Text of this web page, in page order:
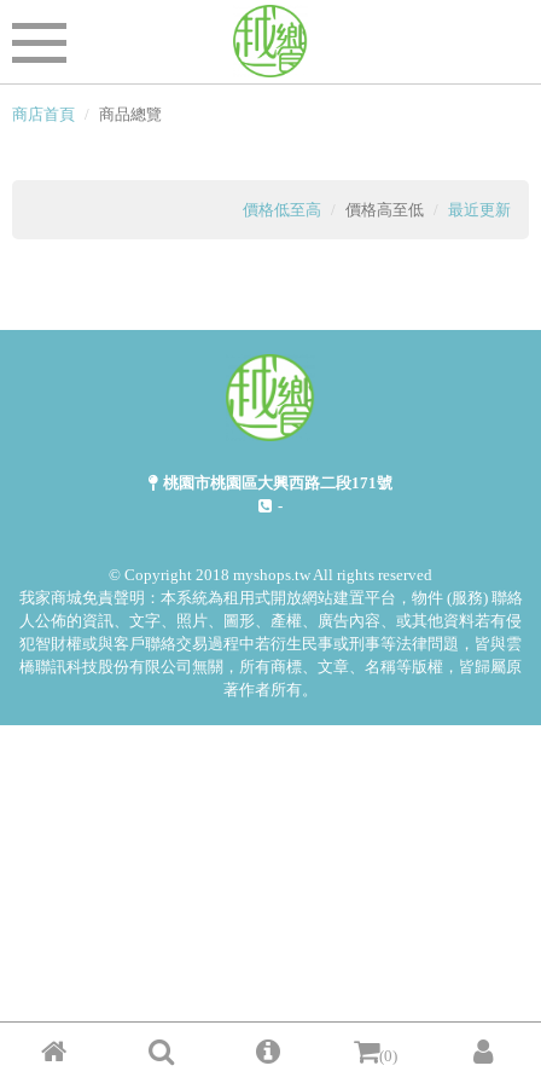
(0)
商店首頁 商品總覽
價格低至高 價格高至低 最近更新
桃園市桃園區大興西路二段171號
-
© Copyright 2018 myshops.tw All rights reserved
我家商城免責聲明：本系統為租用式開放網站建置平台，物件 (服務) 聯絡
人公佈的資訊、文字、照片、圖形、產權、廣告內容、或其他資料若有侵
犯智財權或與客戶聯絡交易過程中若衍生民事或刑事等法律問題，皆與雲
橋聯訊科技股份有限公司無關，所有商標、文章、名稱等版權，皆歸屬原
著作者所有。